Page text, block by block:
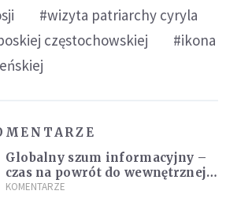
#wizyta patriarchy cyryla
częstochowskiej
#ikona
Globalny szum informacyjny –
czas na powrót do wewnętrznej
prawdy
KOMENTARZE